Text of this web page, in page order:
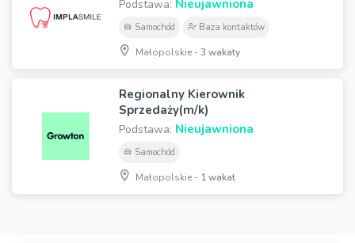
Podstawa: Nieujawniona
Samochód Baza kontaktów
Małopolskie -3 wakaty
Regionalny Kierownik
Sprzedaży(m/k)
Podstawa: Nieujawniona
Samochód
Małopolskie - 1 wakat